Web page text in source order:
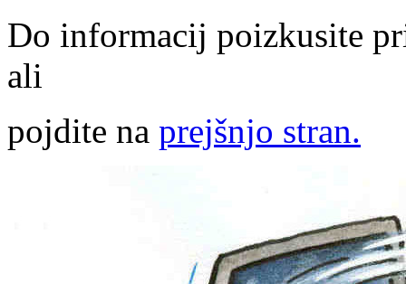
Do informacij poizkusite
ali
pojdite na prejšnjo stran.